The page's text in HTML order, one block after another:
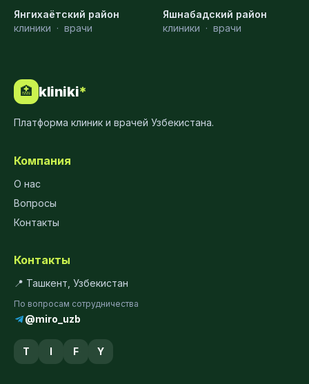
Янгихаётский район
клиники · врачи
Яшнабадский район
клиники · врачи
🏥 kliniki*
Платформа клиник и врачей Узбекистана.
Компания
О нас
Вопросы
Контакты
Контакты
📍 Ташкент, Узбекистан
По вопросам сотрудничества
@miro_uzb
T I F Y